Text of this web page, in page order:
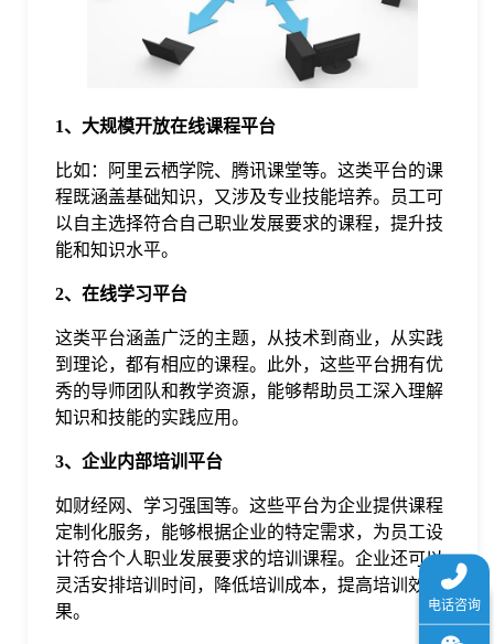
1、大规模开放在线课程平台
比如：阿里云栖学院、腾讯课堂等。这类平台的课
程既涵盖基础知识，又涉及专业技能培养。员工可
以自主选择符合自己职业发展要求的课程，提升技
能和知识水平。
2、在线学习平台
这类平台涵盖广泛的主题，从技术到商业，从实践
到理论，都有相应的课程。此外，这些平台拥有优
秀的导师团队和教学资源，能够帮助员工深入理解
知识和技能的实践应用。
3、企业内部培训平台
如财经网、学习强国等。这些平台为企业提供课程
定制化服务，能够根据企业的特定需求，为员工设
计符合个人职业发展要求的培训课程。企业还可以
灵活安排培训时间，降低培训成本，提高培训效
果。